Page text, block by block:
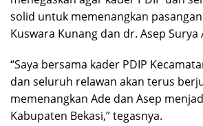
solid untuk memenangkan
Kuswara Kunang dan dr. Asep Surya
“Saya bersama kader PDIP
dan seluruh relawan akan terus
memenangkan Ade dan Asep
Kabupaten Bekasi,” tegasnya.